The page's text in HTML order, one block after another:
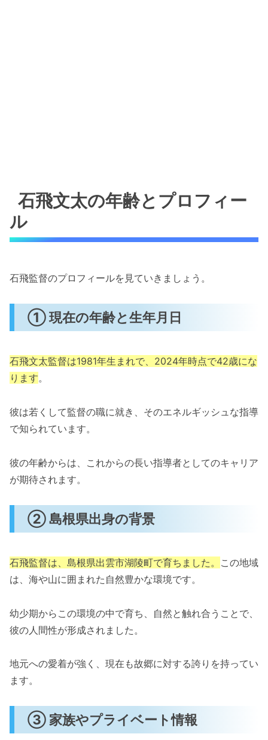
石飛文太の年齢とプロフィー
ル
石飛監督のプロフィールを見ていきましょう。
① 現在の年齢と生年月日
石飛文太監督は1981年生まれで、2024年時点で42歳にな
ります。
彼は若くして監督の職に就き、そのエネルギッシュな指導
で知られています。
彼の年齢からは、これからの長い指導者としてのキャリア
が期待されます。
② 島根県出身の背景
石飛監督は、島根県出雲市湖陵町で育ちました。 この地域
は、海や山に囲まれた自然豊かな環境です。
幼少期からこの環境の中で育ち、自然と触れ合うことで、
彼の人間性が形成されました。
地元への愛着が強く、現在も故郷に対する誇りを持ってい
ます。
③ 家族やプライベート情報